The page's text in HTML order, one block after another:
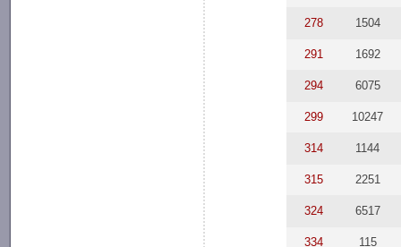
278 1504
291 1692
294 6075
299 10247
314 1144
315 2251
324 6517
334 115